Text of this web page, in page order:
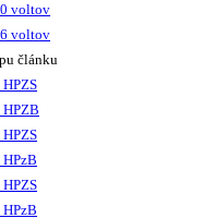
voltov
voltov
článku
HPZS
HPZB
HPZS
HPzB
HPZS
HPzB